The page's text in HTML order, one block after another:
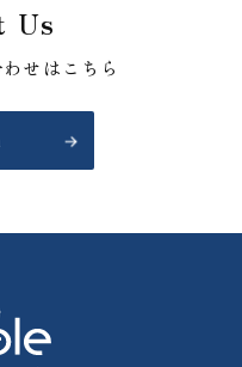
Us
せはこちら